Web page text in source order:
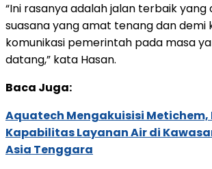
“Ini rasanya adalah jalan terbaik
suasana yang amat tenang dan demi
komunikasi pemerintah pada masa
datang,” kata Hasan.
Baca Juga:
Aquatech Mengakuisisi Metichem,
Kapabilitas Layanan Air di
Asia Tenggara